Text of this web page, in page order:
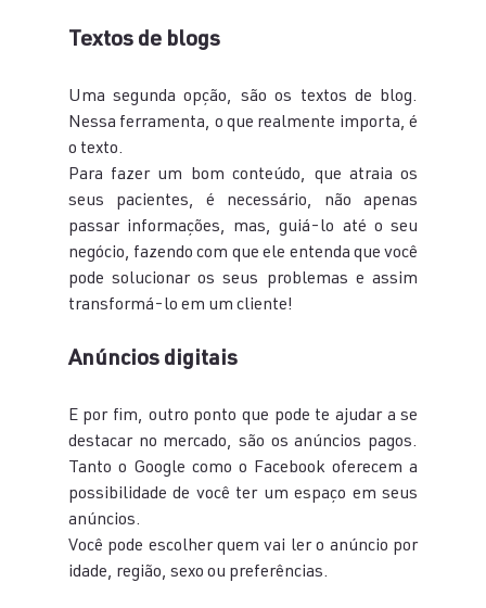
Textos de blogs
Uma segunda opção, são os textos de blog.
Nessa ferramenta, o que realmente importa, é
o texto.
Para fazer um bom conteúdo, que atraia os
seus pacientes, é necessário, não apenas
passar informações, mas, guiá-lo até o seu
negócio, fazendo com que ele entenda que você
pode solucionar os seus problemas e assim
transformá-lo em um cliente!
Anúncios digitais
E por fim, outro ponto que pode te ajudar a se
destacar no mercado, são os anúncios pagos.
Tanto o Google como o Facebook oferecem a
possibilidade de você ter um espaço em seus
anúncios.
Você pode escolher quem vai ler o anúncio por
idade, região, sexo ou preferências.